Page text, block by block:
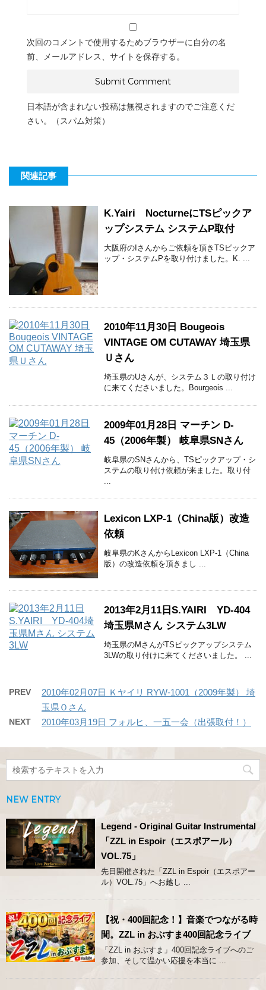
次回のコメントで使用するためブラウザーに自分の名
前、メールアドレス、サイトを保存する。
日本語が含まれない投稿は無視されますのでご注意くだ
さい。（スパム対策）
関連記事
K.Yairi NocturneにTSピックア
ップシステム システムP取付
大阪府のIさんからご依頼を頂きTSピックア
ップ・システムPを取り付けました。K. ...
2010年11月30日 Bougeois
VINTAGE OM CUTAWAY 埼玉県
Ｕさん
埼玉県のUさんが、システム３Ｌの取り付け
に来てくださいました。Bourgeois ...
2009年01月28日 マーチン D-
45（2006年製） 岐阜県SNさん
岐阜県のSNさんから、TSピックアップ・シ
ステムの取り付け依頼が来ました。取り付
...
Lexicon LXP-1（China版）改造
依頼
岐阜県のKさんからLexicon LXP-1（China
版）の改造依頼を頂きまし ...
2013年2月11日S.YAIRI YD-404
埼玉県Mさん システム3LW
埼玉県のMさんがTSピックアップシステム
3LWの取り付けに来てくださいました。 ...
PREV
2010年02月07日 Ｋヤイリ RYW-1001（2009年製） 埼
玉県Ｏさん
NEXT 2010年03月19日 フォルヒ、一五一会（出張取付！）
NEW ENTRY
Legend - Original Guitar Instrumental
「ZZL in Espoir（エスポアール）
VOL.75」
先日開催された「ZZL in Espoir（エスポアー
ル）VOL.75」へお越し ...
【祝・400回記念！】音楽でつながる時
間。ZZL in おぶすま400回記念ライブ
「ZZL in おぶすま」400回記念ライブへのご
参加、そして温かい応援を本当に ...